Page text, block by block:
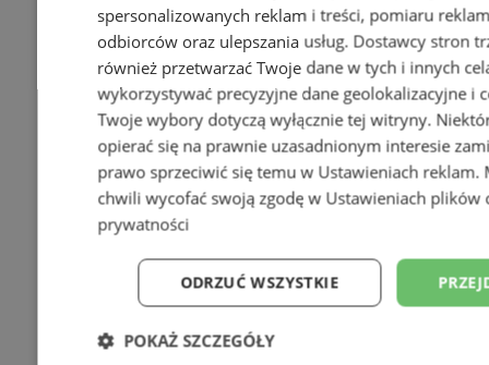
spersonalizowanych reklam i treści, pomiaru
odbiorców oraz ulepszania usług. Dostawcy stron
również przetwarzać Twoje dane w tych i innych
wykorzystywać precyzyjne dane geolokalizacyjne i
Twoje wybory dotyczą wyłącznie tej witryny.
opierać się na prawnie uzasadnionym interesie
prawo sprzeciwić się temu w Ustawieniach reklam.
chwili wycofać swoją zgodę w Ustawieniach plików
prywatności
ODRZUĆ WSZYSTKIE
POKAŻ SZCZEGÓŁY